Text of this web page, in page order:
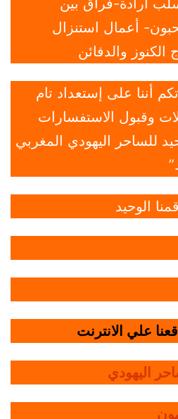
ارادة-فراق بين
أعمال استنزال
والدفائن
أننا على إستعداد تام
وقبول الاستفسارات
للساحر اليهودي المغربي
الوحيد
علي الانترنت
اليهودي